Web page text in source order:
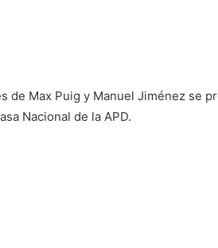
de Max Puig y Manuel Jiménez se
Nacional de la APD.